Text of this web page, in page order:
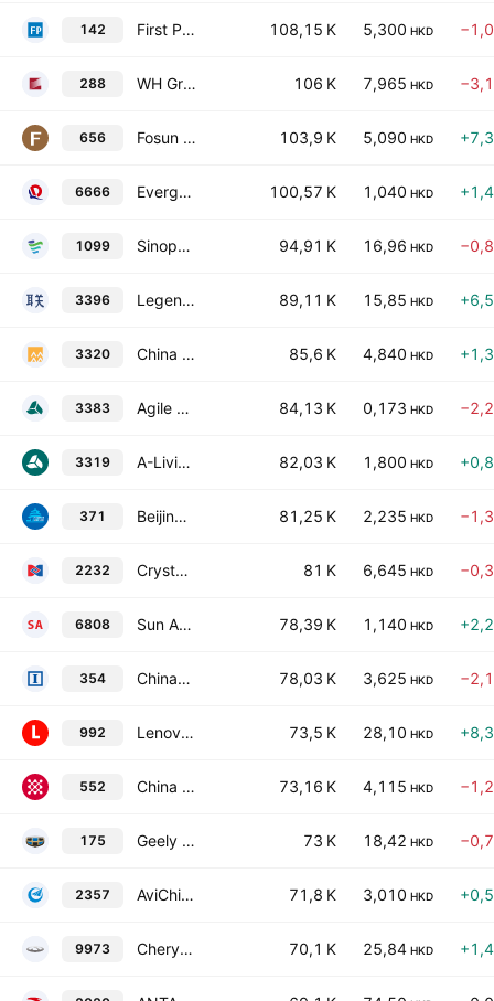
142 First Pacific Co. Ltd. 108,15 K 5,300 HKD
288 WH Group Ltd. (HK) 106 K 7,965 HKD
656 Fosun International Limited 103,9 K 5,090 HKD
6666 Evergrande Property Services Group Ltd. 100,57 K 1,040 HKD
1099 Sinopharm Group Co., Ltd. Class H 94,91 K 16,96 HKD
3396 Legend Holdings Corporation Class H 89,11 K 15,85 HKD
3320 China Resources Pharmaceutical Group Ltd. 85,6 K 4,840 HKD
3383 Agile Group Holdings Limited 84,13 K 0,173 HKD
3319 A-Living Smart City Services Co., Ltd. Class H 82,03 K 1,800 HKD
371 Beijing Enterprises Water Group Limited 81,25 K 2,235 HKD
2232 Crystal International Group Limited 81 K 6,645 HKD
6808 Sun Art Retail Group Limited 78,39 K 1,140 HKD
354 Chinasoft International Ltd. 78,03 K 3,625 HKD
992 Lenovo Group Limited 73,5 K 28,10 HKD
552 China Communications Services Corp. Ltd. Class H 73,16 K 4,115 HKD
175 Geely Automobile Holdings Limited 73 K 18,42 HKD
2357 AviChina Industry & Technology Co. Ltd. Class H 71,8 K 3,010 HKD
9973 Chery Automobile Co.,Ltd. Class H 70,1 K 25,84 HKD